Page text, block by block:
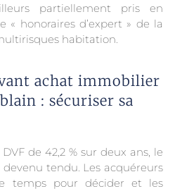
partiellement pris en
« honoraires d’expert » de la
habitation.
achat immobilier
: sécuriser sa
de 42,2 % sur deux ans, le
tendu. Les acquéreurs
temps pour décider et les